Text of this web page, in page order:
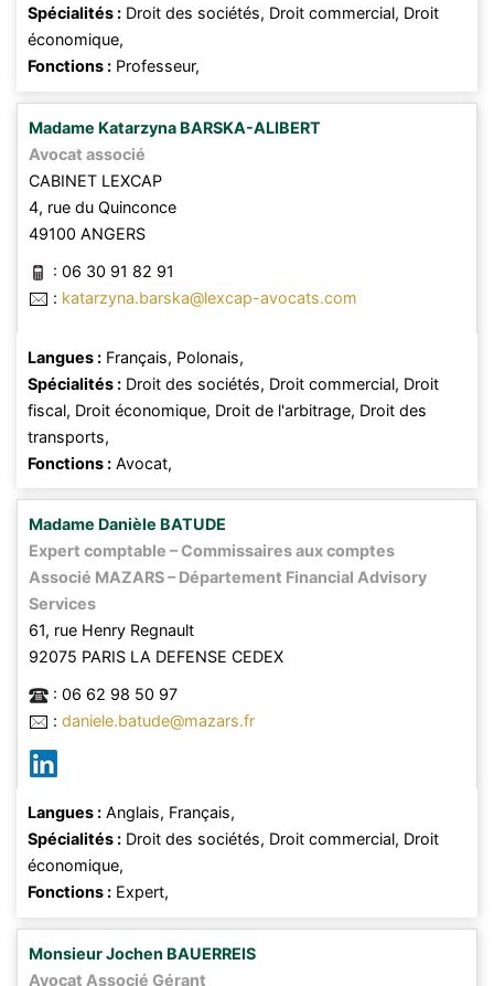
Spécialités : Droit des sociétés, Droit commercial, Droit
économique,
Fonctions : Professeur,
Madame Katarzyna BARSKA-ALIBERT
Avocat associé
CABINET LEXCAP
4, rue du Quinconce
49100 ANGERS
: 06 30 91 82 91
: katarzyna.barska@lexcap-avocats.com
Langues : Français, Polonais,
Spécialités : Droit des sociétés, Droit commercial, Droit
fiscal, Droit économique, Droit de l'arbitrage, Droit des
transports,
Fonctions : Avocat,
Madame Danièle BATUDE
Expert comptable – Commissaires aux comptes
Associé MAZARS – Département Financial Advisory
Services
61, rue Henry Regnault
92075 PARIS LA DEFENSE CEDEX
: 06 62 98 50 97
: daniele.batude@mazars.fr
Langues : Anglais, Français,
Spécialités : Droit des sociétés, Droit commercial, Droit
économique,
Fonctions : Expert,
MonsieurJochen BAUERREIS
Avocat Associé Gérant